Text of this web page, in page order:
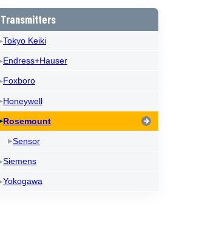
Transmitters
Tokyo Keiki
Endress+Hauser
Foxboro
Honeywell
Rosemount
Sensor
Siemens
Yokogawa